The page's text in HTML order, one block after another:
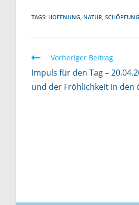
TAGS: HOFFNUNG, NATUR, SCHÖPFUNG
W
e
i
n
Vorheriger Beitrag
Impuls für den Tag –
und der Fröhlichkeit in den